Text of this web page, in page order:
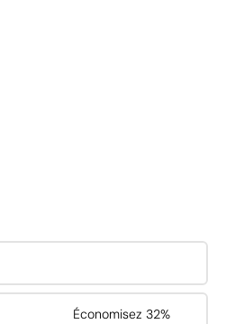
Économisez 32%